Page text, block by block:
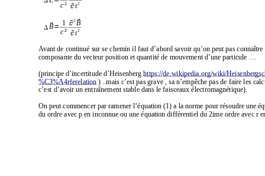
c² ∂t2
Δ⃗
B=1
c²
∂2⃗
B
∂t2
Avant de continué sur se chemin il faut d’abord savoir qu’on peut pas
composante du vecteur position et quantité de mouvement d’une particule …
(principe d’incertitude d’Heisenberg https://de.wikipedia.org/wiki/Heisenber
%C3%A4rferelation ) ..mais c’est pas grave , sa n’empêche pas de faire les
c’est d’avoir un entraînement stable dans le faisceaux électromagnétique).
On peut commencer par ramener l’équation (1) a la norme pour résoudre une
du ordre avec p en inconnue ou une équation différentiel du 2ime ordre avec r